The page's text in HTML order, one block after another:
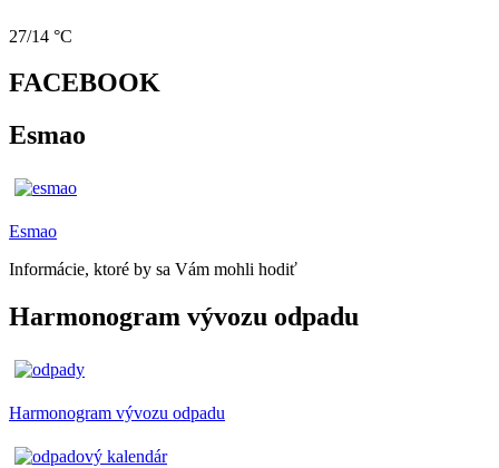
27/14 °C
FACEBOOK
Esmao
Esmao
Informácie, ktoré by sa Vám mohli hodiť
Harmonogram vývozu odpadu
Harmonogram vývozu odpadu